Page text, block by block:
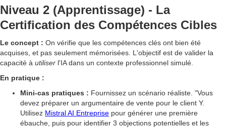
Niveau 2 (Apprentissage) - La
Certification des Compétences Cibles
Le concept : On vérifie que les compétences clés ont bien été
acquises, et pas seulement mémorisées. L'objectif est de valider la
capacité à utiliser l'IA dans un contexte professionnel simulé.
En pratique :
Mini-cas pratiques : Fournissez un scénario réaliste. "Vous
devez préparer un argumentaire de vente pour le client Y.
Utilisez Mistral AI Entreprise pour générer une première
ébauche, puis pour identifier 3 objections potentielles et les